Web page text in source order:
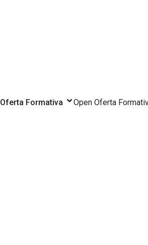
Oferta Formativa Open Oferta